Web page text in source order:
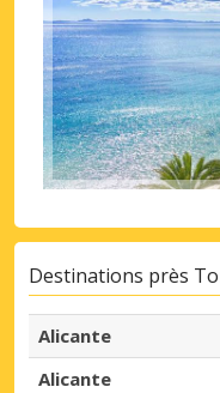
Destinations près
Alicante
Alicante